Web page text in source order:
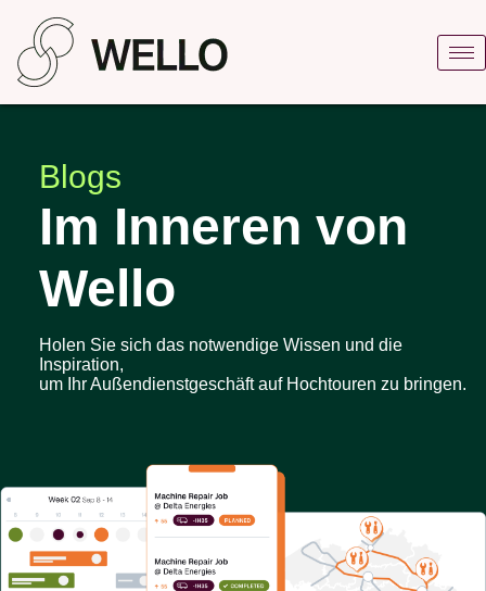
Blogs
Im Inneren von
Wello
Holen Sie sich das notwendige Wissen und die
Inspiration,
um Ihr Außendienstgeschäft auf Hochtouren zu bringen.